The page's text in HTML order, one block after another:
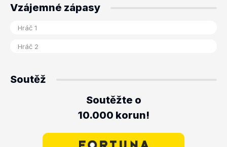
Vzájemné zápasy
Soutěž
Soutěžte o
10.000 korun!